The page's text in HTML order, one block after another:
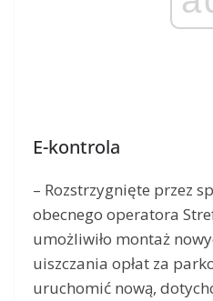
E-kontrola
– Rozstrzygnięte przez
obecnego operatora
umożliwiło montaż
uiszczania opłat za
uruchomić nową,